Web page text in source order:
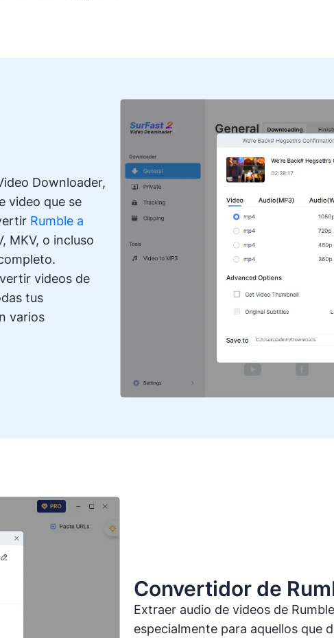
Downloader,
video que se
Rumble a
MKV, o incluso
videos de
tus
varios
Convertidor de
Extraer audio de videos de
especialmente para aquellos que